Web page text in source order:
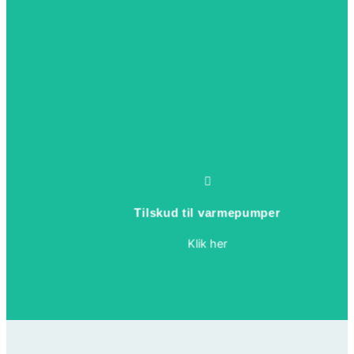
Tilskud til varmepumper
Klik her
Energiselskaberne er forpligtet til at hjælpe med at reducere danskernes
ikke afhænger af, hvor du får dit el fra normalt. Vær opmærksom på at tilskuddet
dig inden du søger.